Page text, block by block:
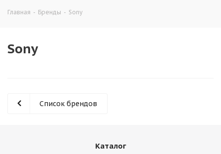
Главная - Бренды - Sony
Sony
Список брендов
Каталог